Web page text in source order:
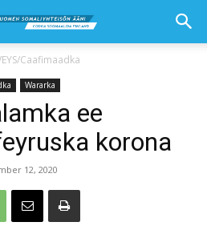
Caafimaadka
Wararka
ee
korona
12, 2020